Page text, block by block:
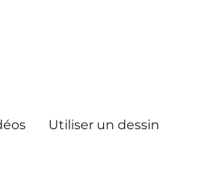
Utiliser un dessin